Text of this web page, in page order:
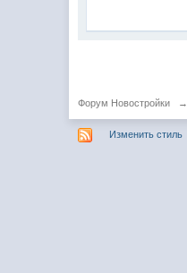
Форум Новостройки →
Изменить стиль